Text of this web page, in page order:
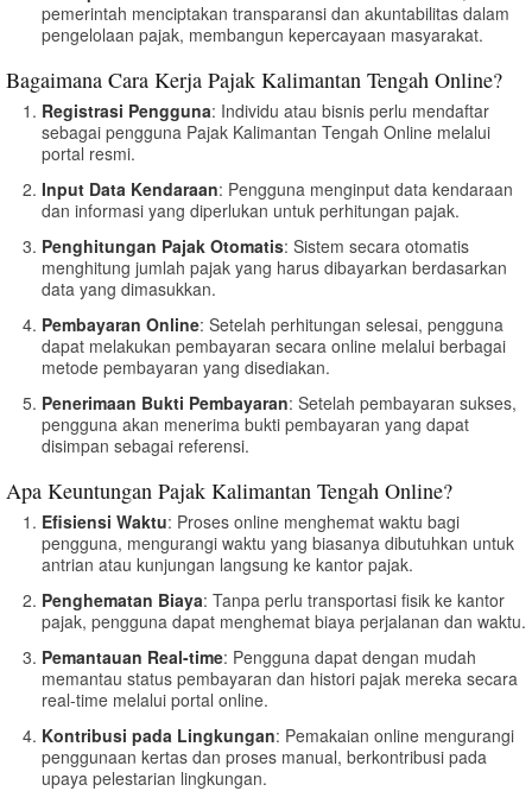
pemerintah menciptakan transparansi dan akuntabilitas dalam
pengelolaan pajak, membangun kepercayaan masyarakat.
Bagaimana Cara Kerja Pajak Kalimantan Tengah Online?
Registrasi Pengguna: Individu atau bisnis perlu mendaftar
sebagai pengguna Pajak Kalimantan Tengah Online melalui
portal resmi.
Input Data Kendaraan: Pengguna menginput data kendaraan
dan informasi yang diperlukan untuk perhitungan pajak.
Penghitungan Pajak Otomatis: Sistem secara otomatis
menghitung jumlah pajak yang harus dibayarkan berdasarkan
data yang dimasukkan.
Pembayaran Online: Setelah perhitungan selesai, pengguna
dapat melakukan pembayaran secara online melalui berbagai
metode pembayaran yang disediakan.
Penerimaan Bukti Pembayaran: Setelah pembayaran sukses,
pengguna akan menerima bukti pembayaran yang dapat
disimpan sebagai referensi.
Apa Keuntungan Pajak Kalimantan Tengah Online?
Efisiensi Waktu: Proses online menghemat waktu bagi
pengguna, mengurangi waktu yang biasanya dibutuhkan untuk
antrian atau kunjungan langsung ke kantor pajak.
Penghematan Biaya: Tanpa perlu transportasi fisik ke kantor
pajak, pengguna dapat menghemat biaya perjalanan dan waktu.
Pemantauan Real-time: Pengguna dapat dengan mudah
memantau status pembayaran dan histori pajak mereka secara
real-time melalui portal online.
Kontribusi pada Lingkungan: Pemakaian online mengurangi
penggunaan kertas dan proses manual, berkontribusi pada
upaya pelestarian lingkungan.